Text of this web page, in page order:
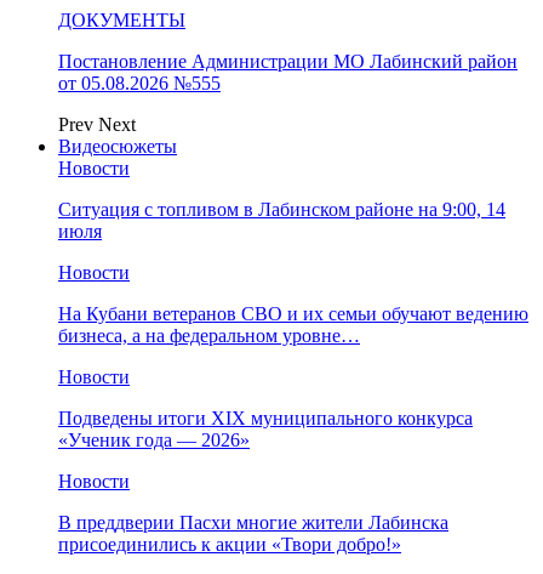
ДОКУМЕНТЫ
Постановление Администрации МО Лабинский район
от 05.08.2026 №555
Prev Next
Видеосюжеты
Новости
Ситуация с топливом в Лабинском районе на 9:00, 14
июля
Новости
На Кубани ветеранов СВО и их семьи обучают ведению
бизнеса, а на федеральном уровне…
Новости
Подведены итоги XIX муниципального конкурса
«Ученик года — 2026»
Новости
В преддверии Пасхи многие жители Лабинска
присоединились к акции «Твори добро!»